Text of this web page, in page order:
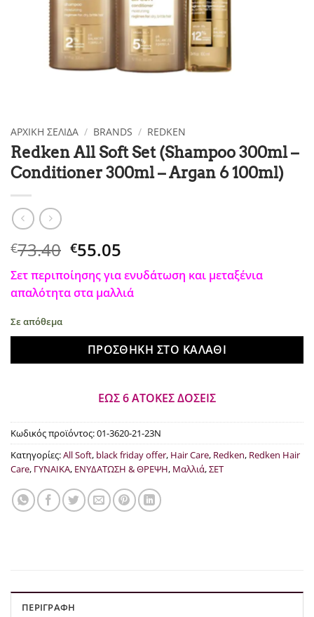
ΑΡΧΙΚΉ ΣΕΛΊΔΑ / BRANDS / REDKEN
Redken All Soft Set (Shampoo 300ml –
Conditioner 300ml – Argan 6 100ml)
€73.40 Original
price
was:
€73.40.
€55.05
τρέχουσα
τιμή
είναι:
Σετ περιποίησης για ενυδάτωση και μεταξένια
απαλότητα στα μαλλιά
Σε απόθεμα
ΠΡΟΣΘΉΚΗ ΣΤΟ ΚΑΛΆΘΙ
ΕΩΣ 6 ΑΤΟΚΕΣ ΔΟΣΕΙΣ
Κωδικός προϊόντος:01-3620-21-23N
Κατηγορίες:All Soft, black friday offer, Hair Care, Redken, Redken Hair
Care, ΓΥΝΑΙΚΑ, ΕΝΥΔΑΤΩΣΗ & ΘΡΕΨΗ, Μαλλιά,ΣΕΤ
ΠΕΡΙΓΡΑΦΉ